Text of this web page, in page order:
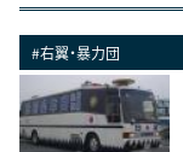
#右翼・暴力団